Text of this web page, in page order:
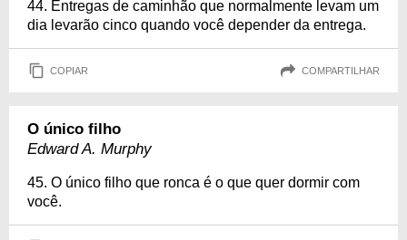
44. Entregas de caminhão que normalmente levam um
dia levarão cinco quando você depender da entrega.
COPIAR COMPARTILHAR
O único filho
Edward A. Murphy
45. O único filho que ronca é o que quer dormir com
você.